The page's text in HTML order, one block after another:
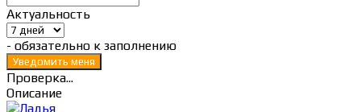
Актуальность
- обязательно к заполнению
Проверка...
Описание